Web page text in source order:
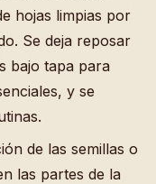
hojas limpias por
Se deja reposar
bajo tapa para
y se
de las semillas o
las partes de la